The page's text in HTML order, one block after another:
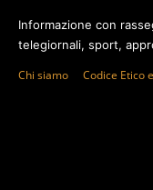
Informazione con
telegiornali, sport,
Chi siamo Codice Etico